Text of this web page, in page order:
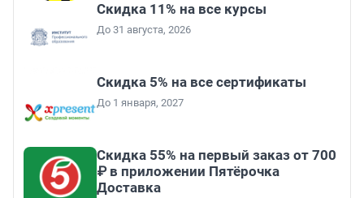
Скидка 11% на все курсы
До 31 августа, 2026
Скидка 5% на все сертификаты
До 1 января, 2027
Скидка 55% на первый заказ от 700
₽ в приложении Пятёрочка
Доставка